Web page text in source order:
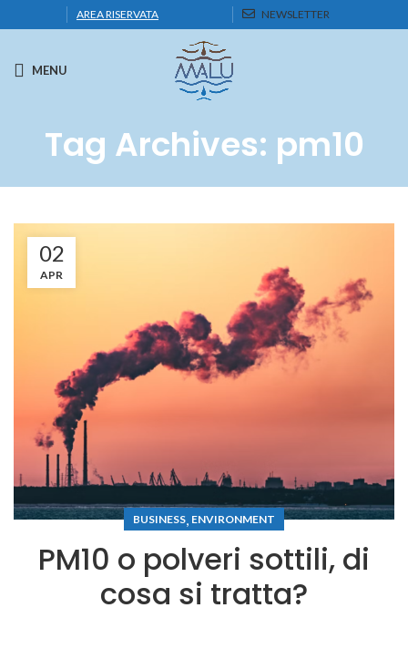
AREA RISERVATA NEWSLETTER
MENU
Tag Archives: pm10
02
APR
BUSINESS, ENVIRONMENT
PM10 o polveri sottili, di
cosa si tratta?